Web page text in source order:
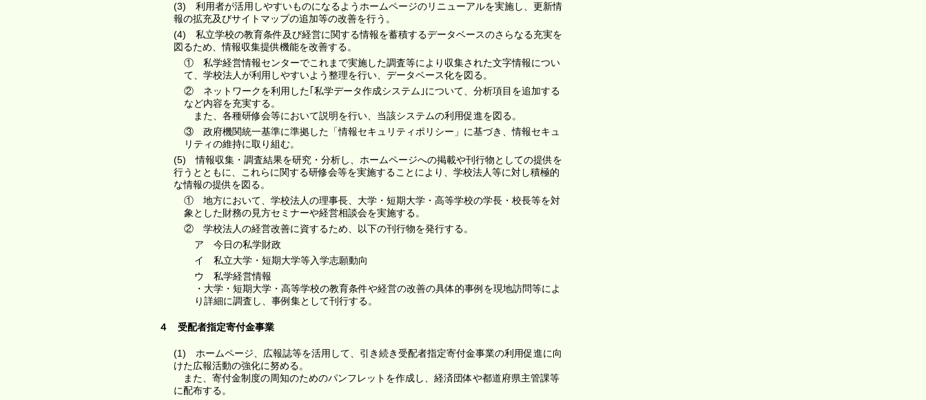
(3) 利用者が活用しやすいものになるようホームページのリニューアルを実施し、更新情
報の拡充及びサイトマップの追加等の改善を行う。
(4) 私立学校の教育条件及び経営に関する情報を蓄積するデータベースのさらなる充実を
図るため、情報収集提供機能を改善する。
① 私学経営情報センターでこれまで実施した調査等により収集された文字情報につい
て、学校法人が利用しやすいよう整理を行い、データベース化を図る。
② ネットワークを利用した｢私学データ作成システム｣について、分析項目を追加する
など内容を充実する。
また、各種研修会等において説明を行い、当該システムの利用促進を図る。
③ 政府機関統一基準に準拠した「情報セキュリティポリシー」に基づき、情報セキュ
リティの維持に取り組む。
(5) 情報収集・調査結果を研究・分析し、ホームページへの掲載や刊行物としての提供を
行うとともに、これらに関する研修会等を実施することにより、学校法人等に対し積極的
な情報の提供を図る。
① 地方において、学校法人の理事長、大学・短期大学・高等学校の学長・校長等を対
象とした財務の見方セミナーや経営相談会を実施する。
② 学校法人の経営改善に資するため、以下の刊行物を発行する。
ア 今日の私学財政
イ 私立大学・短期大学等入学志願動向
ウ 私学経営情報
・大学・短期大学・高等学校の教育条件や経営の改善の具体的事例を現地訪問等によ
り詳細に調査し、事例集として刊行する。
４ 受配者指定寄付金事業
(1) ホームページ、広報誌等を活用して、引き続き受配者指定寄付金事業の利用促進に向
けた広報活動の強化に努める。
また、寄付金制度の周知のためのパンフレットを作成し、経済団体や都道府県主管課等
に配布する。